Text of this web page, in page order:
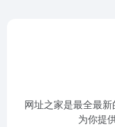
网址之家是最全最
为你提